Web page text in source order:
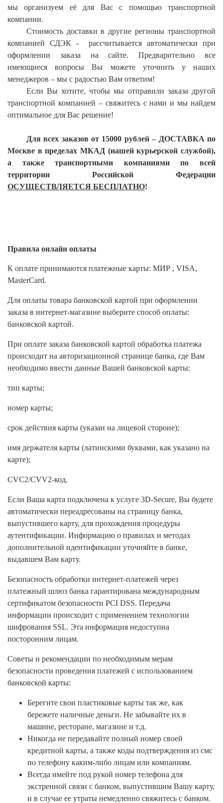
мы организуем её для Вас с помощью транспортной
компании.
Стоимость доставки в другие регионы транспортной
компанией СДЭК -
рассчитывается автоматически при
оформлении заказа на сайте. Предварительно все
имеющиеся вопросы Вы можете уточнить у наших
менеджеров – мы с радостью Вам ответим!
Если Вы хотите, чтобы мы отправили заказа другой
транспортной компанией – свяжитесь с нами и мы найдем
оптимальное для Вас решение!
Для всех заказов от 15000 рублей – ДОСТАВКА по
Москве в пределах МКАД (нашей курьерской службой),
а также транспортными компаниями по всей
территории Российской Федерации
ОСУЩЕСТВЛЯЕТСЯ БЕСПЛАТНО!
Правила онлайн оплаты
К оплате принимаются платежные карты: МИР , VISA,
MasterCard.
Для оплаты товара банковской картой при оформлении
заказа в интернет-магазине выберите способ оплаты:
банковской картой.
При оплате заказа банковской картой обработка платежа
происходит на авторизационной странице банка, где Вам
необходимо ввести данные Вашей банковской карты:
тип карты;
номер карты;
срок действия карты (указан на лицевой стороне);
имя держателя карты (латинскими буквами, как указано на
карте);
CVC2/CVV2-код.
Если Ваша карта подключена к услуге 3D-Secure, Вы будете
автоматически переадресованы на страницу банка,
выпустившего карту, для прохождения процедуры
аутентификации. Информацию о правилах и методах
дополнительной идентификации уточняйте в банке,
выдавшем Вам карту.
Безопасность обработки интернет-платежей через
платежный шлюз банка гарантирована международным
сертификатом безопасности PCI DSS. Передача
информации происходит с применением технологии
шифрования SSL. Эта информация недоступна
посторонним лицам.
Советы и рекомендации по необходимым мерам
безопасности проведения платежей с использованием
банковской карты:
Берегите свои пластиковые карты так же, как
бережете наличные деньги. Не забывайте их в
машине, ресторане, магазине и т.д.
Никогда не передавайте полный номер своей
кредитной карты, а также коды подтверждения из смс
по телефону каким-либо лицам или компаниям.
Всегда имейте под рукой номер телефона для
экстренной связи с банком, выпустившим Вашу карту,
и в случае ее утраты немедленно свяжитесь с банком.